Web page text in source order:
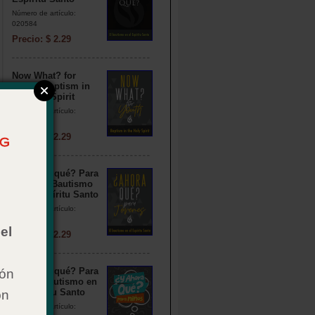
Número de artículo:
020584
Precio: $ 2.29
Now What? for
Youth: Baptism in
the Holy Spirit
Número de artículo:
Precio: $ 2.29
¿Y ahora qué? Para
jóvenes: Bautismo
en el Espíritu Santo
Número de artículo:
Precio: $ 2.29
¿Y ahora qué? Para
niños: Bautismo en
el Espíritu Santo
Número de artículo: